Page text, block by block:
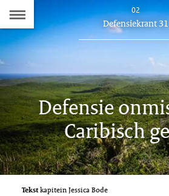
02
Dit
artikel
Defensiekrant 31
Defensie
Caribisch
Tekstkapitein Jessica Bode
de